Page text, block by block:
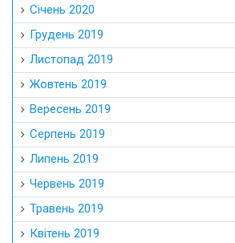
Січень 2020
Грудень 2019
Листопад 2019
Жовтень 2019
Вересень 2019
Серпень 2019
Липень 2019
Червень 2019
Травень 2019
Квітень 2019